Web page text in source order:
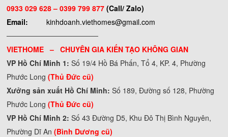
0933 029 628 – 0399 799 877(Call/ Zalo)
Email:
kinhdoanh.viethomes@gmail.com
──────────────────
VIETHOME – CHUYÊN GIA KIẾN TẠO KHÔNG GIAN
VP Hồ Chí Minh 1: Số 19/4 Hồ Bá Phấn, Tổ 4, KP. 4, Phường
Phước Long(Thủ Đức cũ)
Xưởng sản xuất Hồ Chí Minh: Số 189, Đường số 128, Phường
Phước Long(Thủ Đức cũ)
VP Hồ Chí Minh 2: Số 43 Đường D5, Khu Đô Thị Bình Nguyên,
Phường Dĩ An (Bình Dương cũ)